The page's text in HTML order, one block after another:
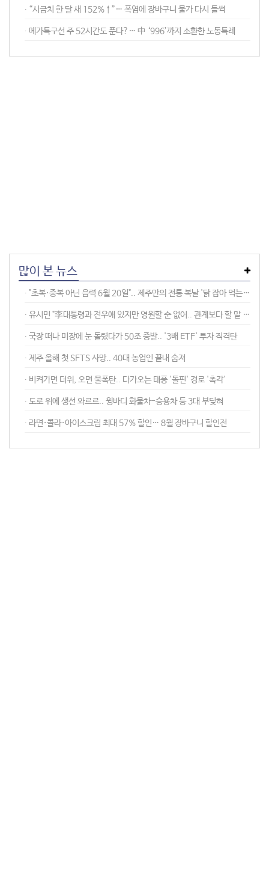
∙︎ “시금치 한 달 새 152%↑”… 폭염에 장바구니 물가 다시 들썩
∙︎ 메가특구선 주 52시간도 푼다?… 中 ‘996’까지 소환한 노동특례
많이 본 뉴스
∙ "초복·중복 아닌 음력 6월 20일".. 제주만의 전통 복날 '닭 잡아 먹는 날'
∙ 유시민 "李대통령과 전우애 있지만 영원할 순 없어.. 관계보다 할 말 한다"
∙ 국장 떠나 미장에 눈 돌렸다가 50조 증발.. '3배 ETF' 투자 직격탄
∙ 제주 올해 첫 SFTS 사망.. 40대 농업인 끝내 숨져
∙ 비켜가면 더위, 오면 물폭탄.. 다가오는 태풍 '돌핀' 경로 '촉각'
∙ 도로 위에 생선 와르르.. 윙바디 화물차-승용차 등 3대 부딪혀
∙ 라면·콜라·아이스크림 최대 57% 할인… 8월 장바구니 할인전